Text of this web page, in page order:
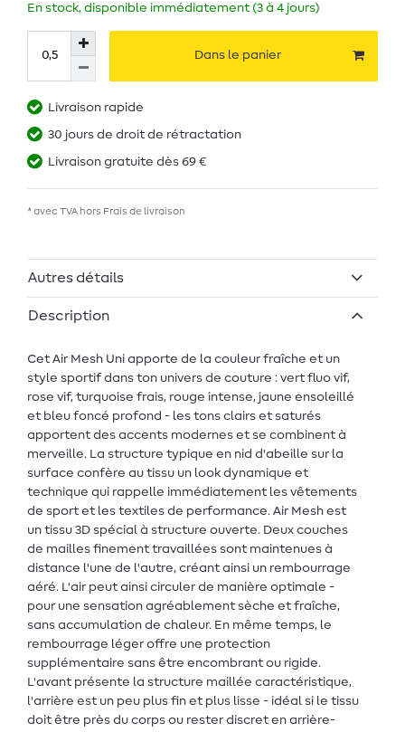
En stock, disponible immédiatement (3 à 4 jours)
Dans le panier
Livraison rapide
30 jours de droit de rétractation
Livraison gratuite dès 69 €
* avec TVA hors Frais de livraison
Autres détails
Description
Cet Air Mesh Uni apporte de la couleur fraîche et un
style sportif dans ton univers de couture : vert fluo vif,
rose vif, turquoise frais, rouge intense, jaune ensoleillé
et bleu foncé profond - les tons clairs et saturés
apportent des accents modernes et se combinent à
merveille. La structure typique en nid d'abeille sur la
surface confère au tissu un look dynamique et
technique qui rappelle immédiatement les vêtements
de sport et les textiles de performance. Air Mesh est
un tissu 3D spécial à structure ouverte. Deux couches
de mailles finement travaillées sont maintenues à
distance l'une de l'autre, créant ainsi un rembourrage
aéré. L'air peut ainsi circuler de manière optimale -
pour une sensation agréablement sèche et fraîche,
sans accumulation de chaleur. En même temps, le
rembourrage léger offre une protection
supplémentaire sans être encombrant ou rigide.
L'avant présente la structure maillée caractéristique,
l'arrière est un peu plus fin et plus lisse - idéal si le tissu
doit être près du corps ou rester discret en arrière-